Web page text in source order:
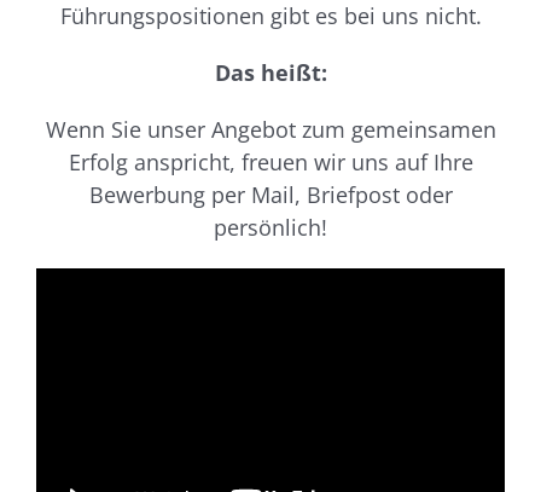
Führungspositionen gibt es bei uns nicht.
Das heißt:
Wenn Sie unser Angebot zum gemeinsamen
Erfolg anspricht, freuen wir uns auf Ihre
Bewerbung per Mail, Briefpost oder
persönlich!